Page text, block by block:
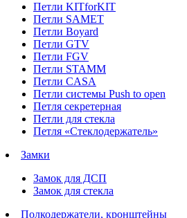
Петли KITforKIT
Петли SAMET
Петли Boyard
Петли GTV
Петли FGV
Петли STAMM
Петли CASA
Петли системы Push to open
Петля секретерная
Петли для стекла
Петля «Стеклодержатель»
Замки
Замок для ДСП
Замок для стекла
Полкодержатели, кронштейны